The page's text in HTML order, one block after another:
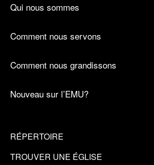
Qui nous sommes
Comment nous servons
Comment nous grandissons
Nouveau sur l’EMU?
RÉPERTOIRE
TROUVER UNE ÉGLISE